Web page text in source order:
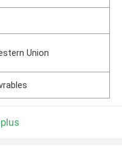
Union